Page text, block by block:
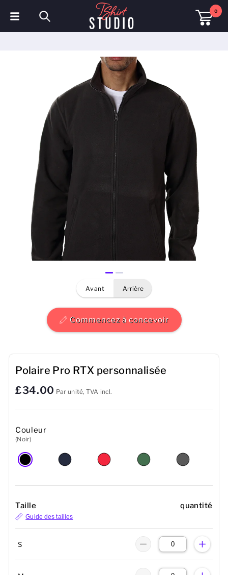
0
Chapeaux et Casquettes
Vêtements de sport
Vêtements de travail
Polaires & Vestes
Haute visibilité
Hommes
Tasses
Serviettes
Accessoires de sport
avant arrière
Commencez à concevoir
Polaire Pro RTX personnalisée
£34.00 Par unité, TVA incl.
Couleur
(Noir)
Taille quantité
Guide des tailles
S